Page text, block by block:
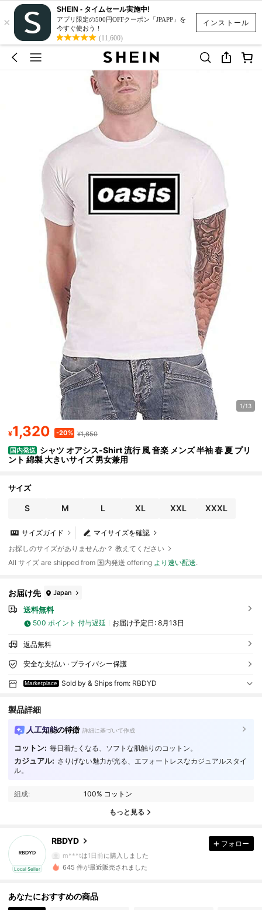
インストール
×
SHEIN - タイムセール実施中!
アプリ限定の500円OFFクーポン「JPAPP」を
今すぐ使おう！
(11,600)
1/13
¥1,320 -20% ¥1,650
国内発送 シャツ オアシス-Shirt 流行 風 音楽 メンズ 半袖 春 夏 プリ
ント 綿製 大きいサイズ 男女兼用
サイズ
S M L XL XXL XXXL
マイサイズを確認
サイズガイド
お探しのサイズがありませんか？ 教えてください
All サイズ are shipped from 国内発送 offering より速い配送.
お届け先 Japan
送料無料
500 ポイント 付与遅延 お届け予定日: 8月13日
返品無料
安全な支払い · プライバシー保護
Marketplace Sold by & Ships from: RBDYD
製品詳細
人工知能の特徴 詳細に基づいて作成
コットン: 毎日着たくなる、ソフトな肌触りのコットン。
カジュアル: さりげない魅力が光る、エフォートレスなカジュアルスタイ
ル。
組成: 100% コットン
もっと見る
Local Seller
RBDYD
3.73 9 フォロワー
9 フォロワー
9 フォロワー
3.73
9 フォロワー
m***tは1日前に購入しました
3.73 9 フォロワー
3.73 9 フォロワー
フォロー
645 件が最近販売されました
あなたにおすすめの商品